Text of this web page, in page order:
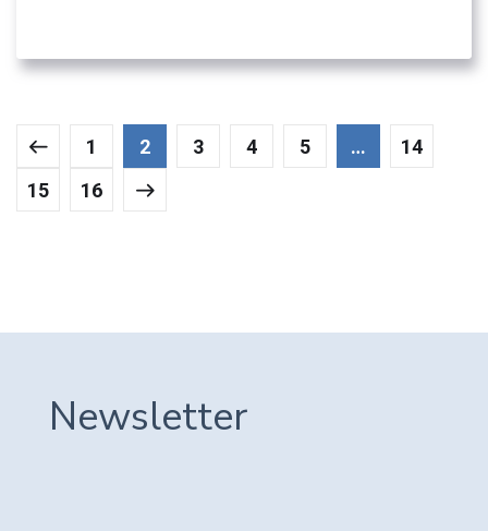
1 2 3 4 5 …
14
15
16
Newsletter